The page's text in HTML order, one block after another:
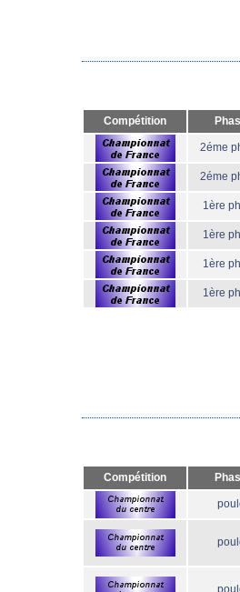
Compétition
2éme
2éme
1ère
1ère
1ère
1ère
Compétition